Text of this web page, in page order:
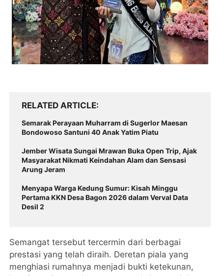
RELATED ARTICLE
Semarak Perayaan Muharram di Sugerlor Maesan
Bondowoso Santuni 40 Anak Yatim Piatu
Jember Wisata Sungai Mrawan Buka Open Trip, Ajak
Masyarakat Nikmati Keindahan Alam dan Sensasi
Arung Jeram
Menyapa Warga Kedung Sumur: Kisah Minggu
Pertama KKN Desa Bagon 2026 dalam Verval Data
Desil 2
Semangat tersebut tercermin dari berbagai
prestasi yang telah diraih. Deretan piala yang
menghiasi rumahnya menjadi bukti ketekunan,